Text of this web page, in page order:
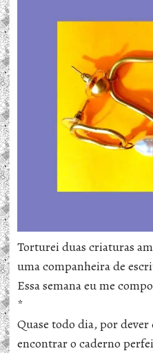
Torturei duas criaturas
uma companheira de
Essa semana eu me
*
Quase todo dia, por
encontrar o caderno